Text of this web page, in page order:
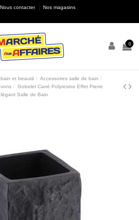
Nous contacter
Nos magasins
0
et beauté
Accessoires salle de bain
Gobelet Carré Polyresine Effet Pierre
Salle de Bain